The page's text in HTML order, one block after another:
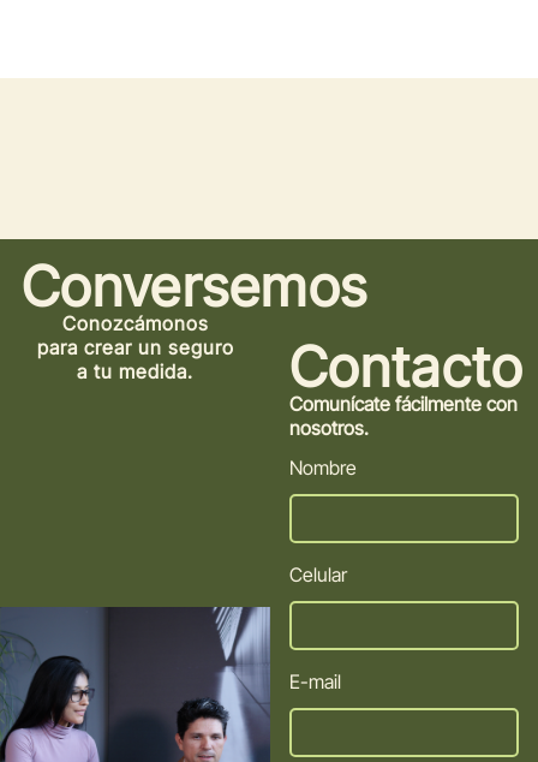
Conversemos
Conozcámonos
para crear un seguro
a tu medida.
Contacto
Comunícate fácilmente con
nosotros.
Nombre
Celular
E-mail